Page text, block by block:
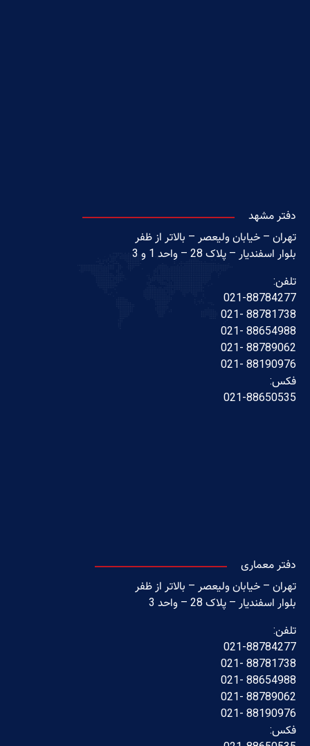
دفتر مشهد
تهران – خیابان ولیعصر – بالاتر از ظفر
بلوار اسفندیار – پلاک 28 – واحد 1 و 3
تلفن:
021-88784277
88781738 -021
88654988 -021
88789062 -021
88190976 -021
فکس:
021-88650535
دفتر معماری
تهران – خیابان ولیعصر – بالاتر از ظفر
بلوار اسفندیار – پلاک 28 – واحد 3
تلفن:
021-88784277
88781738 -021
88654988 -021
88789062 -021
88190976 -021
فکس: